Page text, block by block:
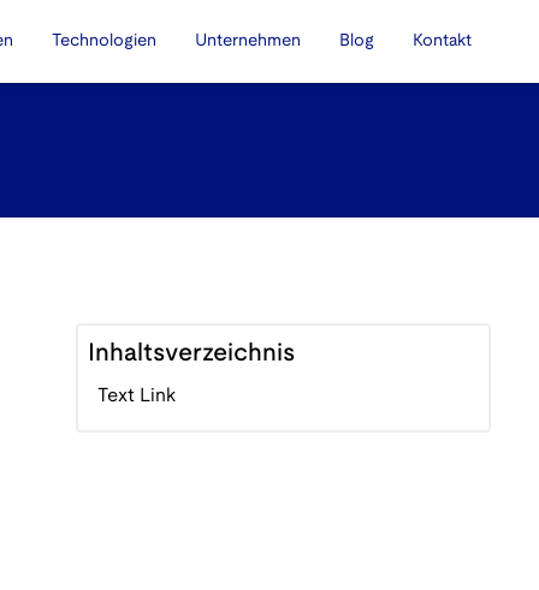
Technologien Unternehmen Blog Kontakt
Inhaltsverzeichnis
Text Link